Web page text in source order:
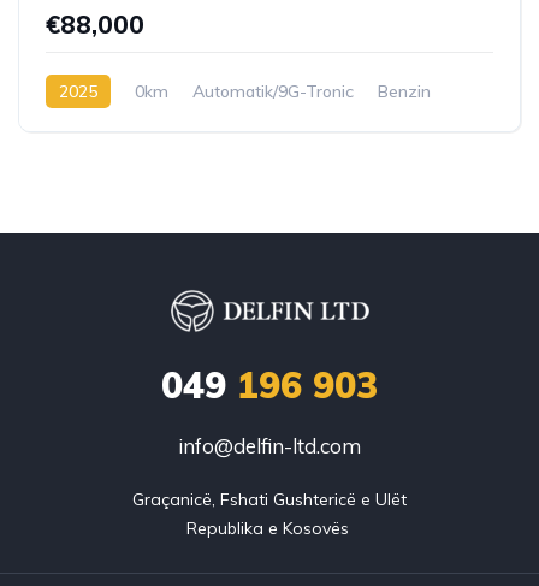
€88,000
2025 0km Automatik/9G-Tronic Benzin
049 196 903
info@delfin-ltd.com
Graçanicë, Fshati Gushtericë e Ulët